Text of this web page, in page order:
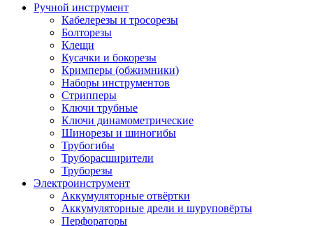
Ручной инструмент
Кабелерезы и тросорезы
Болторезы
Клещи
Кусачки и бокорезы
Кримперы (обжимники)
Наборы инструментов
Стрипперы
Ключи трубные
Ключи динамометрические
Шинорезы и шиногибы
Трубогибы
Труборасширители
Труборезы
Электроинструмент
Аккумуляторные отвёртки
Аккумуляторные дрели и шуруповёрты
Перфораторы